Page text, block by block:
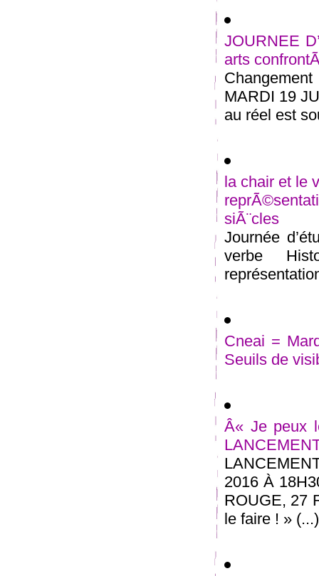
JOURNEE
arts
MARDI 19
au réel est
la chair et le
siÃ¨cles
Journée
verbe
Cneai =
Seuils de
Â« Je peux
2016 À
ROUGE, 27
le faire ! » (...)